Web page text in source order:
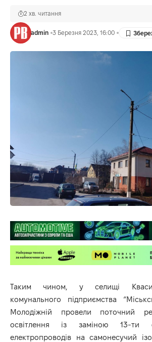
admin 3 Березня 2023, 16:00
2 хв. читання
Таким чином, у селищі
комунального підприємства
Молодіжній провели поточний
освітлення із заміною 13-ти
електропроводів на самонесучий